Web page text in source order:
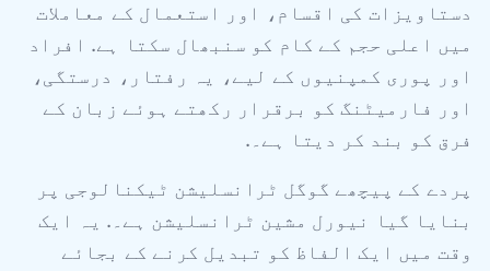
دستاویزات کی اقسام، اور استعمال کے معاملات
میں اعلی حجم کے کام کو سنبھال سکتا ہے. افراد
اور پوری کمپنیوں کے لیے، یہ رفتار، درستگی،
اور فارمیٹنگ کو برقرار رکھتے ہوئے زبان کے
فرق کو بند کر دیتا ہے۔.
پردے کے پیچھے گوگل ٹرانسلیشن ٹیکنالوجی پر
بنایا گیا نیورل مشین ٹرانسلیشن ہے۔. یہ ایک
وقت میں ایک الفاظ کو تبدیل کرنے کے بجائے